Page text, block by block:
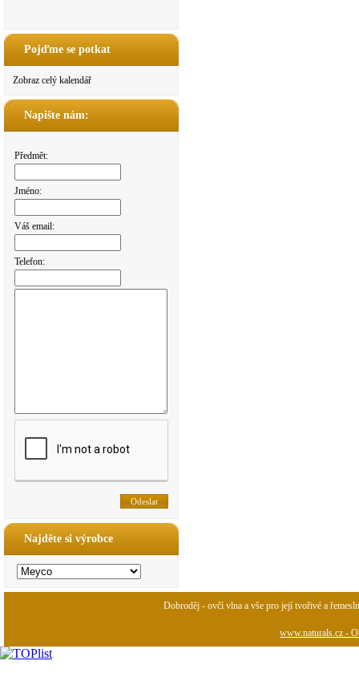
Pojďme se potkat
Zobraz celý kalendář
Napište nám:
Předmět:
Jméno:
Váš email:
Telefon:
Najděte si výrobce
Dobroděj - ovčí vlna a vše pro její tvořivé a
www.naturals.cz -